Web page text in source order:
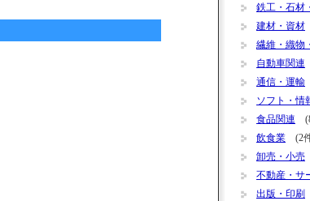
鉄工・石材
建材・資材
繊維・織物
自動車関連
通信・運輸
ソフト・情
食品関連
飲食業 (2
卸売・小売
不動産・サ
出版・印刷